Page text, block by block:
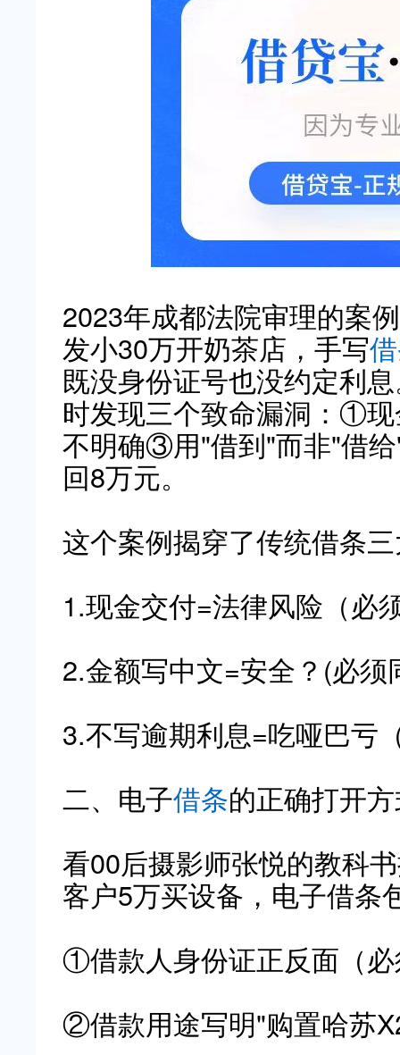
2023年成都法院审理的案
发小30万开奶茶店，手写
既没身份证号也没约定利
时发现三个致命漏洞：①
不明确③用"借到"而非"借
回8万元。
这个案例揭穿了传统借条
1.现金交付=法律风险（必
2.金额写中文=安全？(必
3.不写逾期利息=吃哑巴亏
二、电子借条的正确打开
看00后摄影师张悦的教科
客户5万买设备，电子借条
①借款人身份证正反面（
②借款用途写明"购置哈苏